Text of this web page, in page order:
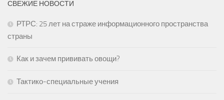
СВЕЖИЕ НОВОСТИ
РТРС: 25 лет на страже информационного пространства
страны
Как и зачем прививать овощи?
Тактико-специальные учения